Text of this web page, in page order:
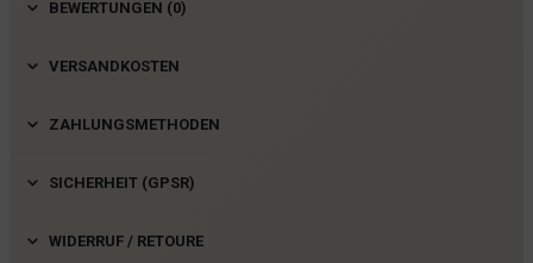
BEWERTUNGEN (0)
VERSANDKOSTEN
ZAHLUNGSMETHODEN
SICHERHEIT (GPSR)
WIDERRUF / RETOURE